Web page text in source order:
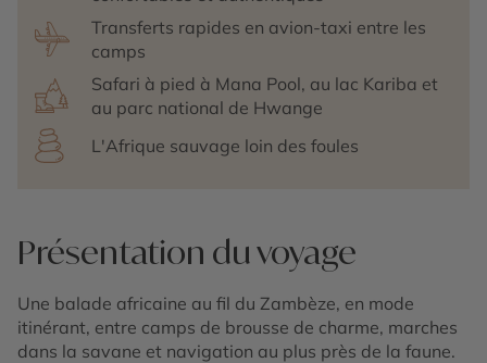
Transferts rapides en avion-taxi entre les
camps
Safari à pied à Mana Pool, au lac Kariba et
au parc national de Hwange
L'Afrique sauvage loin des foules
Présentation du voyage
Une balade africaine au fil du Zambèze, en mode
itinérant, entre camps de brousse de charme, marches
dans la savane et navigation au plus près de la faune.